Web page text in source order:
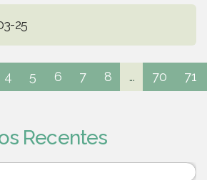
25
4 5 6 7 8 ... 70 71
Recentes